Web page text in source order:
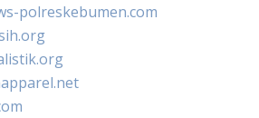
polreskebumen.com